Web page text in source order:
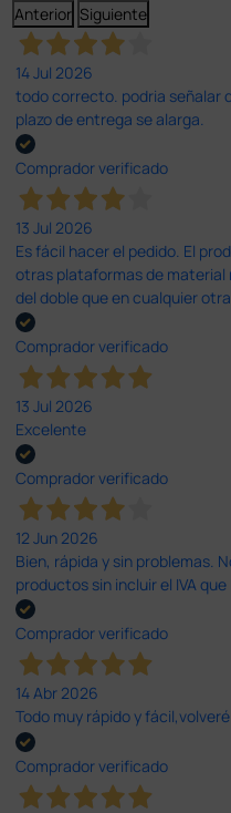
Anterior Siguiente
14 Jul 2026
todo correcto. podria señalar
plazo de entrega se alarga.
Comprador verificado
13 Jul 2026
Es fácil hacer el pedido. El
otras plataformas de material
del doble que en cualquier
Comprador verificado
13 Jul 2026
Excelente
Comprador verificado
12 Jun 2026
Bien, rápida y sin problemas.
productos sin incluir el IVA
Comprador verificado
14 Abr 2026
Todo muy rápido y
Comprador verificado